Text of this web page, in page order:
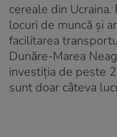
cereale din
locuri de muncă și
facilitarea
Dunăre-Marea
investiția de peste
sunt doar câteva